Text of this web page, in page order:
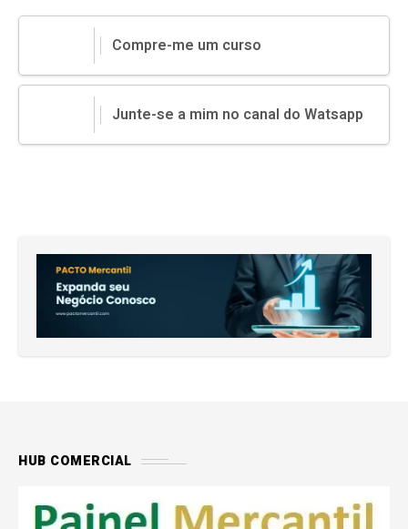
Compre-me um curso
Junte-se a mim no canal do Watsapp
HUB COMERCIAL